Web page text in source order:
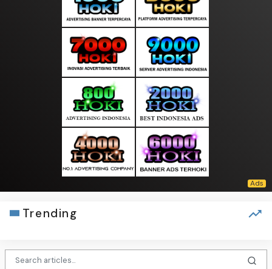
Trending